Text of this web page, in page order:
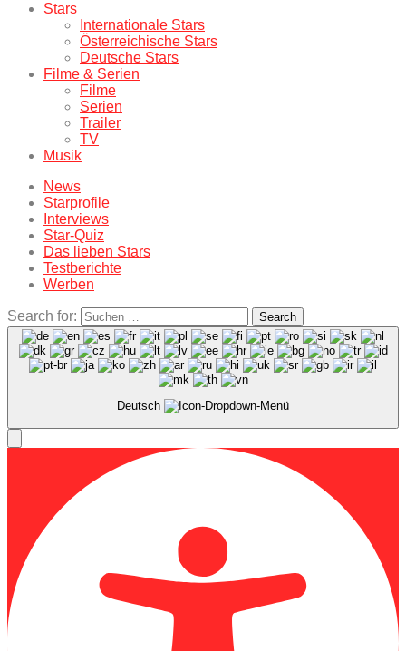
Stars
Internationale Stars
Österreichische Stars
Deutsche Stars
Filme & Serien
Filme
Serien
Trailer
TV
Musik
News
Starprofile
Interviews
Star-Quiz
Das lieben Stars
Testberichte
Werben
Search for: Search
Deutsch